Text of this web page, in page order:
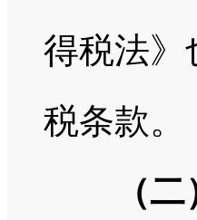
得税法》
税条款。
（